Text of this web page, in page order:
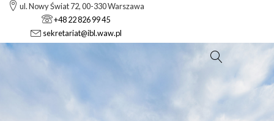
ul. Nowy Świat 72, 00-330 Warszawa
+48 22 826 99 45
sekretariat@ibl.waw.pl
Szukaj